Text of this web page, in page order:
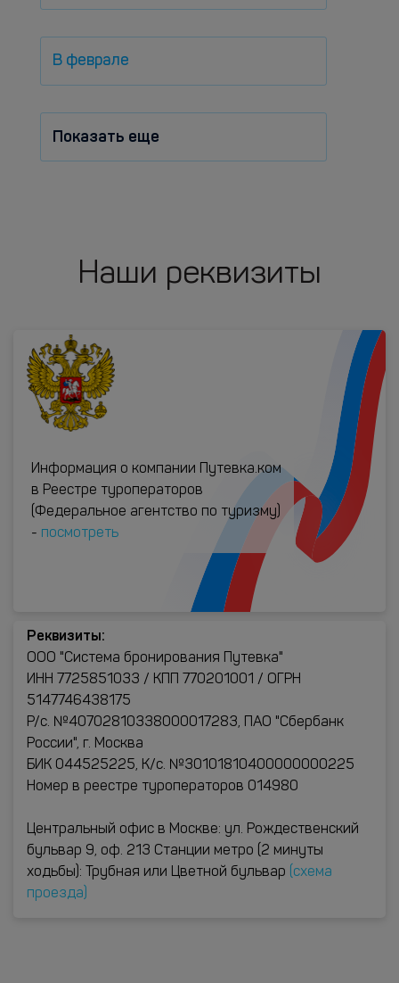
В феврале
Показать еще
Наши реквизиты
Информация о компании Путевка.ком
в Реестре туроператоров
(Федеральное агентство по туризму)
- посмотреть
Реквизиты:
ООО "Система бронирования Путевка"
ИНН 7725851033 / КПП 770201001 / ОГРН
5147746438175
Р/с. №40702810338000017283, ПАО "Сбербанк
России", г. Москва
БИК 044525225, К/с. №30101810400000000225
Номер в реестре туроператоров 014980
Центральный офис в Москве: ул. Рождественский
бульвар 9, оф. 213 Станции метро (2 минуты
ходьбы): Трубная или Цветной бульвар
(схема
проезда)